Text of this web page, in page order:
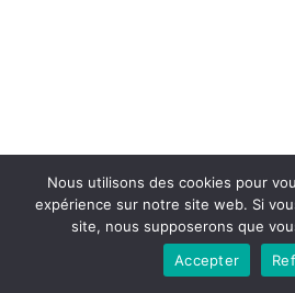
Copyright © 2026la
Nous utilisons des cookies pour
expérience sur notre site web. Si
site, nous supposerons que
Accepter